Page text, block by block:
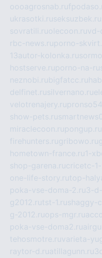
oooagrosnab.ru
ukrasotki.ruseksuzbek.ru
sovratili.ruolecoon.ruvd-
rbc-news.ruporno-
13autor-kolonka.ru
hostserve.ruporno-na-
neznobi.rubigfatcc.ru
delfinet.rusilvernano.ru
velotrenajery.ru
show-pets.ru
miraclecoon.rupongup.ru
firehunters.rugribowo.ru
hometown-france.ru1-
shop-garena.rucricetc-
one-life-story.rutop-
poka-vse-doma-2.ru3-
g2012.rutst-1.rushaggy-
g-2012.ruops-mgr.ru
poka-vse-doma2.ru
tehosmotre.ruvarieta-
raytor-d.ruatillagunn.ru